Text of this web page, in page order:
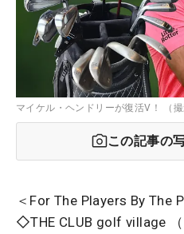
マイケル・ヘンドリーが復活V！ （撮
この記事の
＜For The Players By
◇THE CLUB golf village